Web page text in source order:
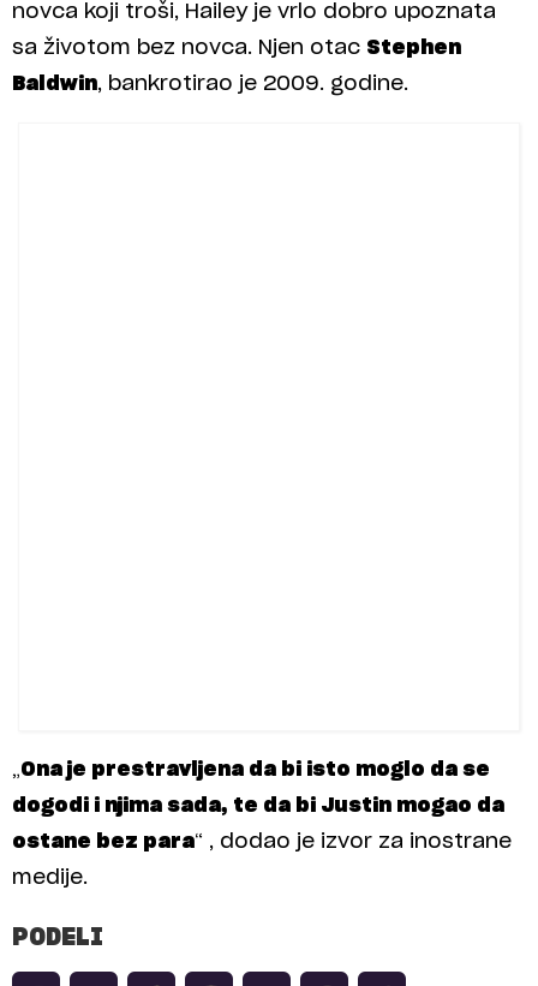
novca koji troši, Hailey je vrlo dobro upoznata
sa životom bez novca. Njen otac Stephen
Baldwin, bankrotirao je 2009. godine.
„Ona je prestravljena da bi isto moglo da se
dogodi i njima sada, te da bi Justin mogao da
ostane bez para“ , dodao je izvor za inostrane
medije.
PODELI